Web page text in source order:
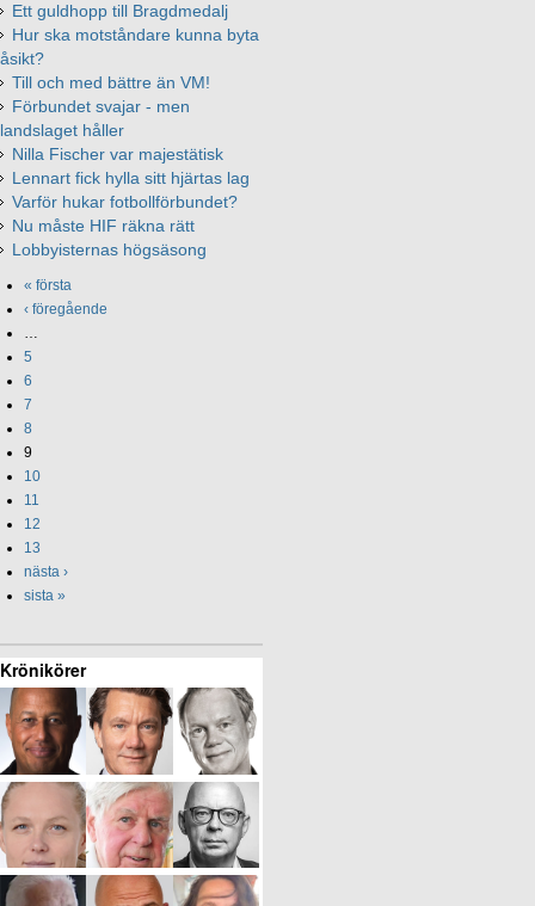
Ett guldhopp till Bragdmedalj
Hur ska motståndare kunna byta
åsikt?
Till och med bättre än VM!
Förbundet svajar - men
landslaget håller
Nilla Fischer var majestätisk
Lennart fick hylla sitt hjärtas lag
Varför hukar fotbollförbundet?
Nu måste HIF räkna rätt
Lobbyisternas högsäsong
« första
‹ föregående
…
5
6
7
8
9
10
11
12
13
nästa ›
sista »
Krönikörer